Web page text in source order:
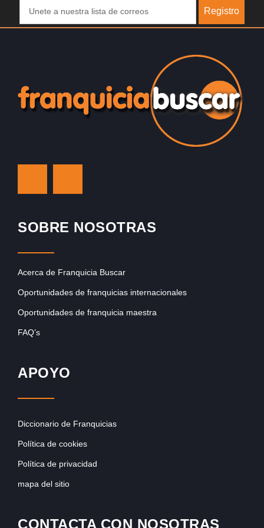
Registro
SOBRE NOSOTRAS
Acerca de Franquicia Buscar
Oportunidades de franquicias internacionales
Oportunidades de franquicia maestra
FAQ’s
APOYO
Diccionario de Franquicias
Política de cookies
Política de privacidad
mapa del sitio
CONTACTA CON NOSOTRAS